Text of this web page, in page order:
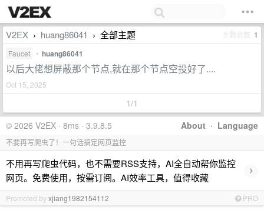
V2EX › huang86041 › 全部主题 主题总数 1
Faucet • huang86041
以后大佬想屏蔽那个节点,就在那个节点空投好了....
Oct 15, 2025
1/1
About · Language
© 2026 V2EX · 8ms · 3.9.8.5
不要再写爬虫了！一句话搞定网页监控
不用再写爬虫代码，也不需要RSS支持，AI全自动帮你监控
网页。免费使用，按需订阅。AI效率工具，值得收藏
›
Promoted byxjiang1982154112 PRO